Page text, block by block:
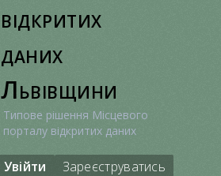
відкритих
даних
Львівщини
Типове рішення Місцевого
порталу відкритих даних
Увійти Зареєструватись